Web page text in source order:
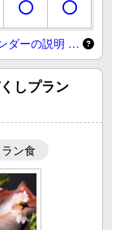
ダーの説明 …
しプラン
ン食